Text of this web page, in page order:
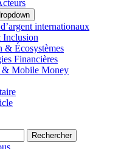
internationaux
Inclusion
& Écosystèmes
Financières
& Mobile Money
Rechercher